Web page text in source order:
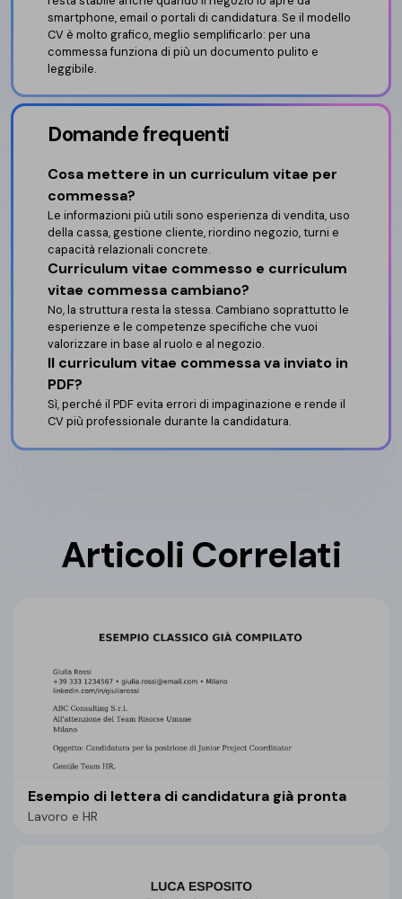
smartphone, email o portali di candidatura. Se il modello
CV è molto grafico, meglio semplificarlo: per una
commessa funziona di più un documento pulito e
leggibile.
Domande frequenti
Cosa mettere in un curriculum vitae per
commessa?
Le informazioni più utili sono esperienza di vendita, uso
della cassa, gestione cliente, riordino negozio, turni e
capacità relazionali concrete.
Curriculum vitae commesso e curriculum
vitae commessa cambiano?
No, la struttura resta la stessa. Cambiano soprattutto le
esperienze e le competenze specifiche che vuoi
valorizzare in base al ruolo e al negozio.
Il curriculum vitae commessa va inviato in
PDF?
Sì, perché il PDF evita errori di impaginazione e rende il
CV più professionale durante la candidatura.
Articoli Correlati
Esempio di lettera di candidatura già pronta
Lavoro e HR